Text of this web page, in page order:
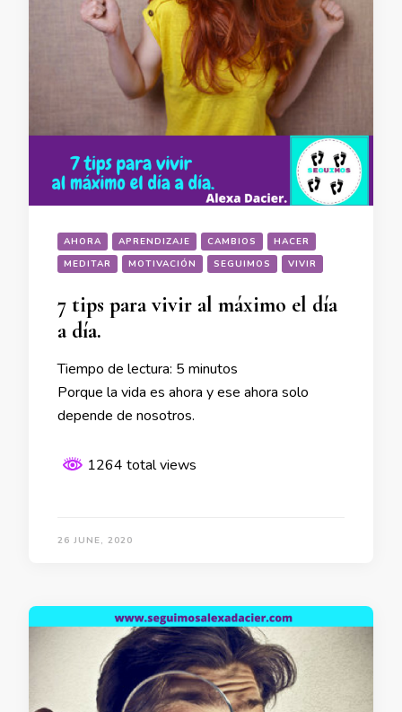
AHORA APRENDIZAJE CAMBIOS
HACER
MEDITAR
MOTIVACIÓN SEGUIMOS VIVIR
7 tips para vivir al máximo el día
a día.
Tiempo de lectura: 5 minutos
Porque la vida es ahora y ese ahora solo
depende de nosotros.
1264 total views
26 JUNE, 2020